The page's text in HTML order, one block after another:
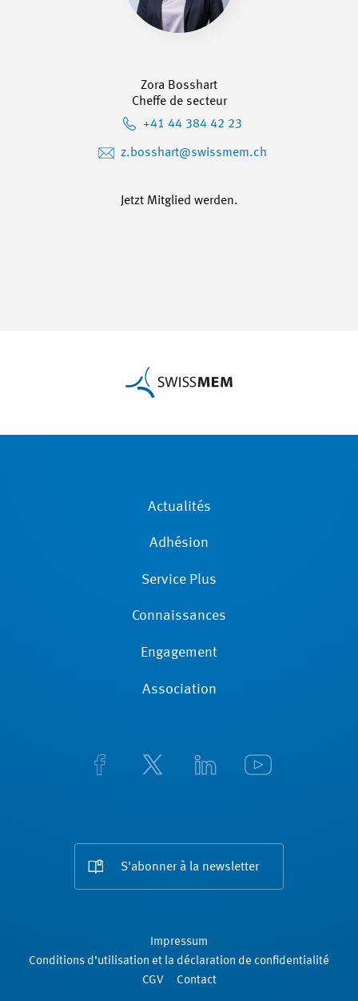
Zora Bosshart
Cheffe de secteur
+41 44 384 42 23
z.bosshart@swissmem.ch
Jetzt Mitglied werden.
Actualités
Adhésion
Service Plus
Connaissances
Engagement
Association
S'abonner à la newsletter
Impressum
Conditions d’utilisation et la déclaration de confidentialité
CGV
Contact